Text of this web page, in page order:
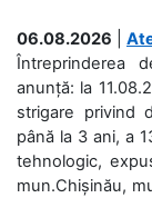
06.08.2026
Întreprinderea
anunță: la
strigare privind
până la 3 ani, a
tehnologic,
mun.Chișinău,